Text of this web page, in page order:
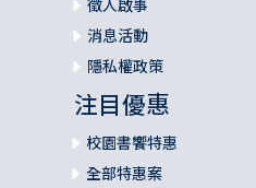
徵人啟事
消息活動
隱私權政策
注目優惠
校園書饗特惠
全部特惠案